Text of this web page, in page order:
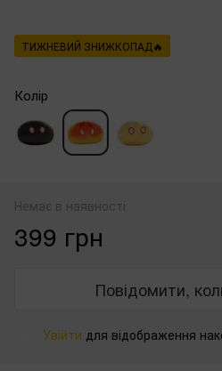
ТИЖНЕВИЙ ЗНИЖКОПАД🔥
Колір
Немає в наявності
399 грн
Повідомити,
Увійти для відображення